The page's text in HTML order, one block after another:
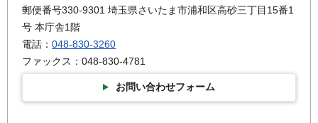
郵便番号330-9301 埼玉県さいたま市浦和区高砂三丁目15番1
号 本庁舎1階
電話： 048-830-3260
ファックス：048-830-4781
お問い合わせフォーム